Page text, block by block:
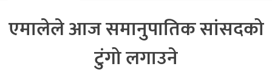
एमालेले आज समानुपातिक सांसदको
टुंगो लगाउने